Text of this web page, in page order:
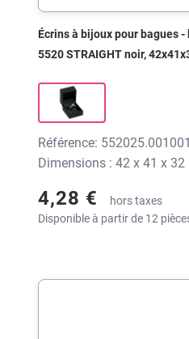
Écrins à bijoux pour bagues
5520 STRAIGHT noir,
Référence:
Dimensions : 42 x 41 x 32
4,28 €
hors taxes
Disponible à partir de 12